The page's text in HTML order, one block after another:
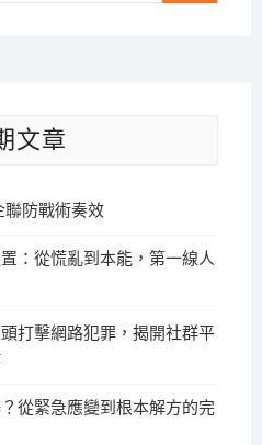
文章
聯防戰術奏效
：從慌亂到本能，第一線人
打擊網路犯罪，揭開社群平
從緊急應變到根本解方的完